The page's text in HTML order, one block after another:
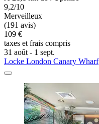
9,2/10
Merveilleux
(191 avis)
109 €
taxes et frais compris
31 août - 1 sept.
Locke London Canary Wharf